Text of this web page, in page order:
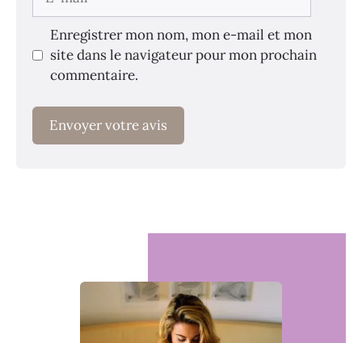
mail
Enregistrer mon nom, mon e-mail et mon
site dans le navigateur pour mon prochain
commentaire.